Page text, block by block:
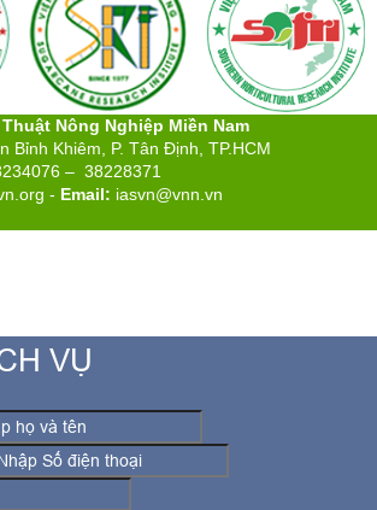
Nông Nghiệp Miền Nam
Bỉnh Khiêm, P. Tân Định, TP.HCM
– 38228371
- Email: iasvn@vnn.vn
VỤ